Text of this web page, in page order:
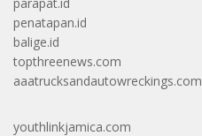
penatapan.id
balige.id
topthreenews.com
aaatrucksandautowreckings.com
youthlinkjamica.com